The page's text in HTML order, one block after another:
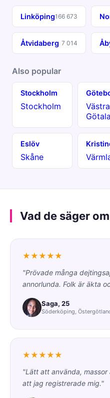
Linköping166 673
Åtvidaberg 7 014
Also popular
Stockholm
Stockholm
Västra
Eslöv
Skåne
Vad de säger
★★★★★
"Prövade många
annorlunda. Folk är äkta
Saga, 25
Söderköping,
★★★★★
"Lätt att använda,
att jag registrerade mig."